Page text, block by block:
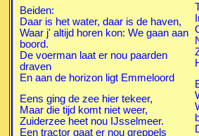
Beiden:
Daar is het water, daar is de haven,
Waar j' altijd horen kon: We gaan aan
boord.
De voerman laat er nou paarden
draven
En aan de horizon ligt Emmeloord
Eens ging de zee hier tekeer,
Maar die tijd komt niet weer,
Zuiderzee heet nou IJsselmeer.
Een tractor gaat er nou greppels